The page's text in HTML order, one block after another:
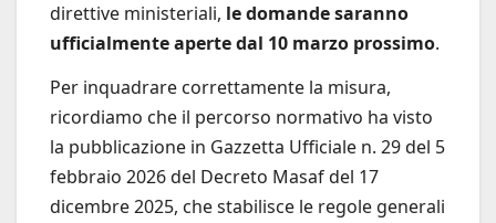
direttive ministeriali, le domande saranno
ufficialmente aperte dal 10 marzo prossimo.
Per inquadrare correttamente la misura,
ricordiamo che il percorso normativo ha visto
la pubblicazione in Gazzetta Ufficiale n. 29 del 5
febbraio 2026 del Decreto Masaf del 17
dicembre 2025, che stabilisce le regole generali